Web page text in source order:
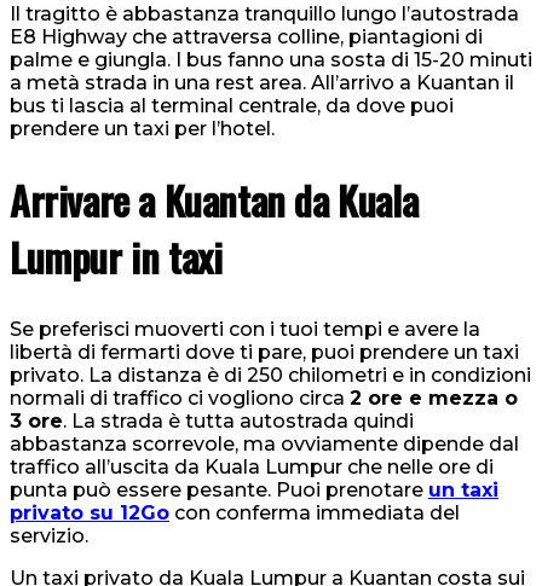
Il tragitto è abbastanza tranquillo lungo l’autostrada
E8 Highway che attraversa colline, piantagioni di
palme e giungla. I bus fanno una sosta di 15-20 minuti
a metà strada in una rest area. All’arrivo a Kuantan il
bus ti lascia al terminal centrale, da dove puoi
prendere un taxi per l’hotel.
Arrivare a Kuantan da Kuala
Lumpur in taxi
Se preferisci muoverti con i tuoi tempi e avere la
libertà di fermarti dove ti pare, puoi prendere un taxi
privato. La distanza è di 250 chilometri e in condizioni
normali di traffico ci vogliono circa 2 ore e mezza o
3 ore. La strada è tutta autostrada quindi
abbastanza scorrevole, ma ovviamente dipende dal
traffico all’uscita da Kuala Lumpur che nelle ore di
punta può essere pesante. Puoi prenotare un taxi
privato su 12Go con conferma immediata del
servizio.
Un taxi privato da Kuala Lumpur a Kuantan costa sui